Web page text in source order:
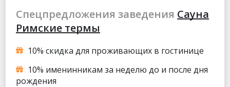
Спецпредложения заведения Сауна
Римские термы
10% скидка для проживающих в гостинице
10% именинникам за неделю до и после дня
рождения